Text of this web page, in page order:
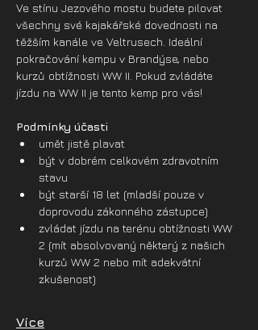
Ve stínu Jezového mostu budete pilovat
všechny své kajakářské dovednosti na
těžším kanále ve Veltrusech. Ideální
pokračování kempu v Brandýse, nebo
kurzů obtížnosti WW II. Pokud zvládáte
jízdu na WW II je tento kemp pro vás!
Podmínky účasti
umět jistě plavat
být v dobrém celkovém zdravotním
stavu
být starší 18 let (mladší pouze v
doprovodu zákonného zástupce)
zvládat jízdu na terénu obtížnosti WW
2 (mít absolvovaný některý z našich
kurzů WW 2 nebo mít adekvátní
zkušenost)
Více